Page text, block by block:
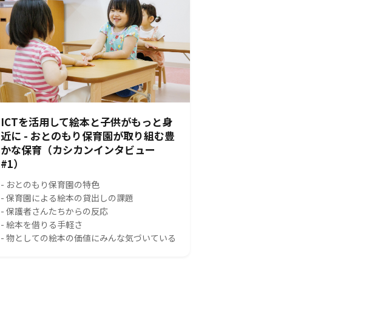
ICTを活用して絵本と子供がもっと身
近に - おとのもり保育園が取り組む豊
かな保育（カシカンインタビュー
#1）
- おとのもり保育園の特色
- 保育園による絵本の貸出しの課題
- 保護者さんたちからの反応
- 絵本を借りる手軽さ
- 物としての絵本の価値にみんな気づいている